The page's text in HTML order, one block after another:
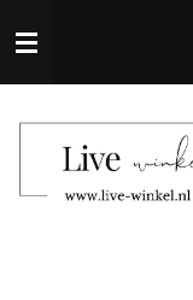
direct
hoofdinhoud